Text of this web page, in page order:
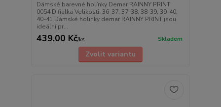
Dámské barevné holínky Demar RAINNY PRINT
0054 D fialka Velikosti: 36-37, 37-38, 38-39, 39-40,
40-41 Dámské holinky demar RAINNY PRINT jsou
ideální pr...
439,00 Kč/ks Skladem
Zvolit variantu